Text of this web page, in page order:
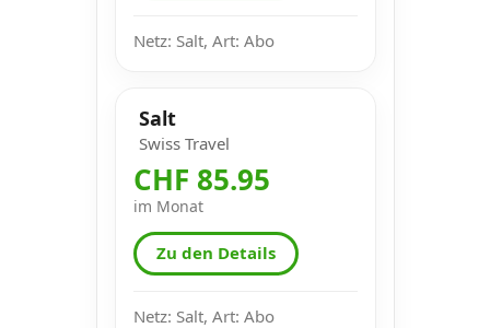
Netz: Salt, Art: Abo
Salt
Swiss Travel
CHF 85.95
im Monat
Zu den Details
Netz: Salt, Art: Abo